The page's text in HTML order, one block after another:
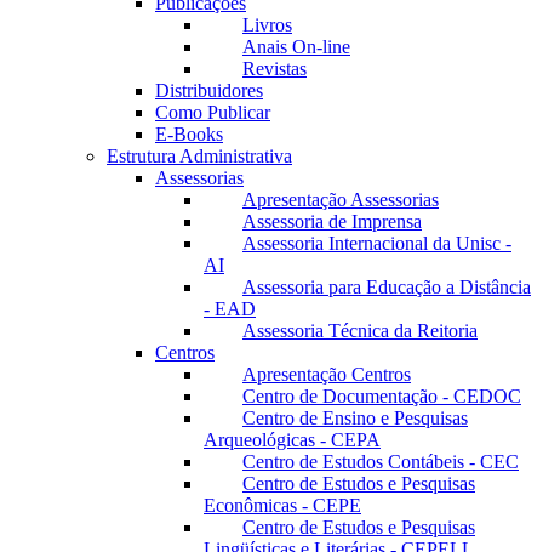
Livros
Anais On-line
Revistas
Distribuidores
Como Publicar
E-Books
Estrutura Administrativa
Assessorias
Apresentação Assessorias
Assessoria de Imprensa
Assessoria Internacional da Unisc -
AI
Assessoria para Educação a Distância
- EAD
Assessoria Técnica da Reitoria
Centros
Apresentação Centros
Centro de Documentação - CEDOC
Centro de Ensino e Pesquisas
Arqueológicas - CEPA
Centro de Estudos Contábeis - CEC
Centro de Estudos e Pesquisas
Econômicas - CEPE
Centro de Estudos e Pesquisas